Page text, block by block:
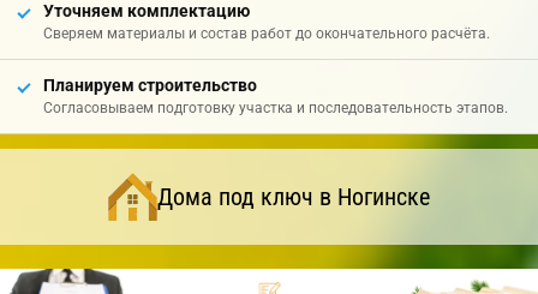
Уточняем комплектацию
Сверяем материалы и состав работ до окончательного расчёта.
Планируем строительство
Согласовываем подготовку участка и последовательность этапов.
Дома под ключ в Ногинске